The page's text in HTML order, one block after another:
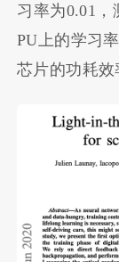
习率为0.01，
PU上的学习
芯片的功耗效